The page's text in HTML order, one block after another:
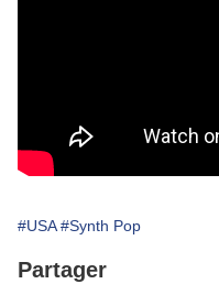
#USA #Synth Pop
Partager